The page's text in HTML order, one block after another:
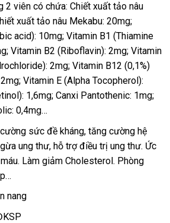
2 viên có chứa: Chiết xuất tảo nâu
xuất tảo nâu Mekabu: 20mg;
acid): 10mg; Vitamin B1 (Thiamine
Vitamin B2 (Riboflavin): 2mg; Vitamin
2mg; Vitamin B12 (0,1%)
Vitamin E (Alpha Tocopherol):
1,6mg; Canxi Pantothenic: 1mg;
0,4mg…
sức đề kháng, tăng cường hệ
ung thư, hỗ trợ điều trị ung thư. Ức
Làm giảm Cholesterol. Phòng
nang